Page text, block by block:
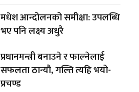
मधेश आन्दोलनको समीक्षा: उपलब्धि
भए पनि लक्ष्य अधुरै
प्रधानमन्त्री बनाउने र फाल्नेलाई
सफलता ठान्यौ, गल्ति त्यहि भयो-
प्रचण्ड